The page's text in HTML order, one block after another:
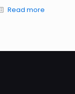
Read more